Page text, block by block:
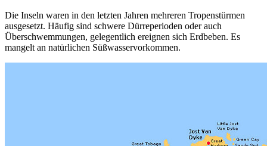
Die Inseln waren in den letzten Jahren mehreren Tropenstürmen
ausgesetzt. Häufig sind schwere Dürreperioden oder auch
Überschwemmungen, gelegentlich ereignen sich Erdbeben. Es
mangelt an natürlichen Süßwasservorkommen.